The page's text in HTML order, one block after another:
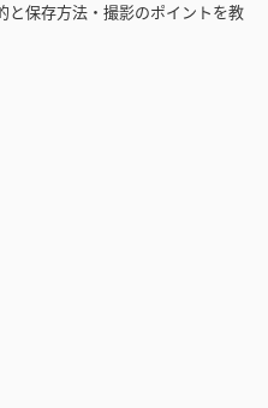
保存方法・撮影のポイントを教